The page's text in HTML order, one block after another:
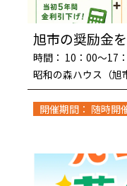
旭市の奨励金
時間： 10：00～17
昭和の森ハウス（旭
開催期間： 随時開